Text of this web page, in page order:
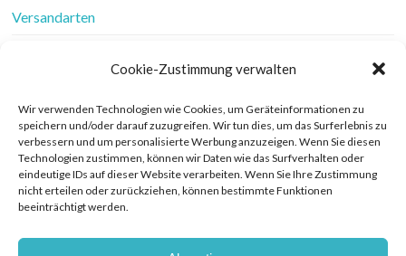
Cookie-Zustimmung verwalten
Wir verwenden Technologien wie Cookies, um Geräteinformationen zu
speichern und/oder darauf zuzugreifen. Wir tun dies, um das Surferlebnis zu
verbessern und um personalisierte Werbung anzuzeigen. Wenn Sie diesen
Technologien zustimmen, können wir Daten wie das Surfverhalten oder
eindeutige IDs auf dieser Website verarbeiten. Wenn Sie Ihre Zustimmung
nicht erteilen oder zurückziehen, können bestimmte Funktionen
beeinträchtigt werden.
Versandarten
Werbung
Widerrufsbelehrung
Zahlungsarten